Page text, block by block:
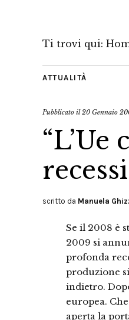
Ti trovi qui:
ATTUALITÀ
Pubblicato il20 Gennaio
scritto da Manuela
Se il 2008 è
2009 si
profonda
produzione
indietro.
europea.
aperta la